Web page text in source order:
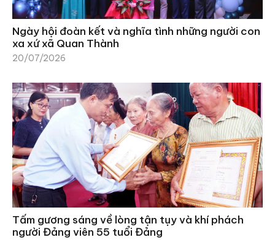
Ngày hội đoàn kết và nghĩa tình những người con
xa xứ xã Quan Thành
20/07/2026
Tấm gương sáng về lòng tận tụy và khí phách
người Đảng viên 55 tuổi Đảng